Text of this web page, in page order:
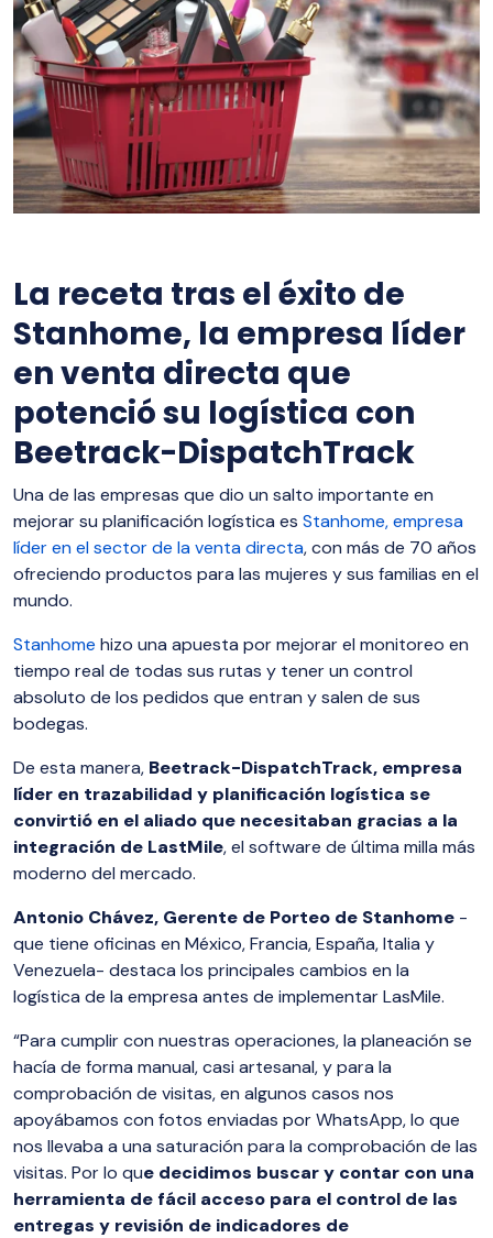
La receta tras el éxito de
Stanhome, la empresa líder
en venta directa que
potenció su logística con
Beetrack-DispatchTrack
Una de las empresas que dio un salto importante en
mejorar su planificación logística es Stanhome, empresa
líder en el sector de la venta directa, con más de 70 años
ofreciendo productos para las mujeres y sus familias en el
mundo.
Stanhome hizo una apuesta por mejorar el monitoreo en
tiempo real de todas sus rutas y tener un control
absoluto de los pedidos que entran y salen de sus
bodegas.
De esta manera, Beetrack-DispatchTrack, empresa
líder en trazabilidad y planificación logística se
convirtió en el aliado que necesitaban gracias a la
integración de LastMile, el software de última milla más
moderno del mercado.
Antonio Chávez, Gerente de Porteo de Stanhome -
que tiene oficinas en México, Francia, España, Italia y
Venezuela- destaca los principales cambios en la
logística de la empresa antes de implementar LasMile.
“Para cumplir con nuestras operaciones, la planeación se
hacía de forma manual, casi artesanal, y para la
comprobación de visitas, en algunos casos nos
apoyábamos con fotos enviadas por WhatsApp, lo que
nos llevaba a una saturación para la comprobación de las
visitas. Por lo que decidimos buscar y contar con una
herramienta de fácil acceso para el control de las
entregas y revisión de indicadores de